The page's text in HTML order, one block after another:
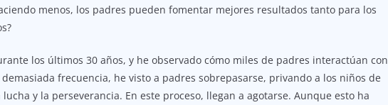
menos, los padres pueden fomentar mejores resultados tanto para los
los últimos 30 años, y he observado cómo miles de padres interactúan con
frecuencia, he visto a padres sobrepasarse, privando a los niños de
y la perseverancia. En este proceso, llegan a agotarse. Aunque esto ha